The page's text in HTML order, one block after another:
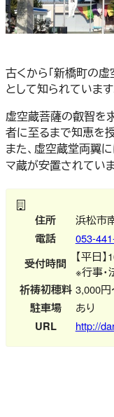
古くから「新橋町の虚
として知られています
虚空蔵菩薩の叡智を
者に至るまで知恵を
また、虚空蔵堂両翼
マ蔵が安置されていま
住所 浜松市
電話 053-
受付時間
【平日
※行事・
祈祷初穂料 3,000円
駐車場 あり
URL http://